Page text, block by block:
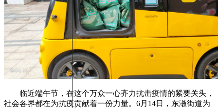
临近端午节，在这个万众一心齐力抗击疫情的紧要关头，
社会各界都在为抗疫贡献着一份力量。6月14日，东漖街道为